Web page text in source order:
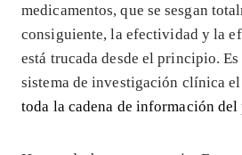
medicamentos, que se sesgan
consiguiente, la efectividad y la
está trucada desde el principio.
sistema de investigación clínica
toda la cadena de información del